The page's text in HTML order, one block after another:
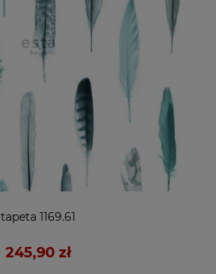
tapeta 1169.61
245,90 zł